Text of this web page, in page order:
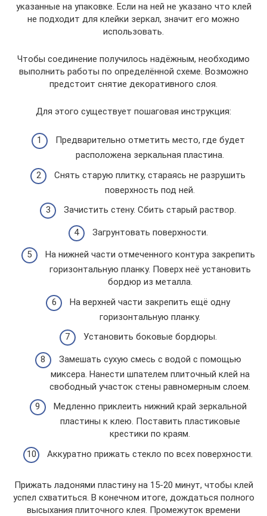
указанные на упаковке. Если на ней не указано что клей
не подходит для клейки зеркал, значит его можно
использовать.
Чтобы соединение получилось надёжным, необходимо
выполнить работы по определённой схеме. Возможно
предстоит снятие декоративного слоя.
Для этого существует пошаговая инструкция:
Предварительно отметить место, где будет
расположена зеркальная пластина.
Снять старую плитку, стараясь не разрушить
поверхность под ней.
Зачистить стену. Сбить старый раствор.
Загрунтовать поверхности.
На нижней части отмеченного контура закрепить
горизонтальную планку. Поверх неё установить
бордюр из металла.
На верхней части закрепить ещё одну
горизонтальную планку.
Установить боковые бордюры.
Замешать сухую смесь с водой с помощью
миксера. Нанести шпателем плиточный клей на
свободный участок стены равномерным слоем.
Медленно приклеить нижний край зеркальной
пластины к клею. Поставить пластиковые
крестики по краям.
Аккуратно прижать стекло по всех поверхности.
Прижать ладонями пластину на 15-20 минут, чтобы клей
успел схватиться. В конечном итоге, дождаться полного
высыхания плиточного клея. Промежуток времени